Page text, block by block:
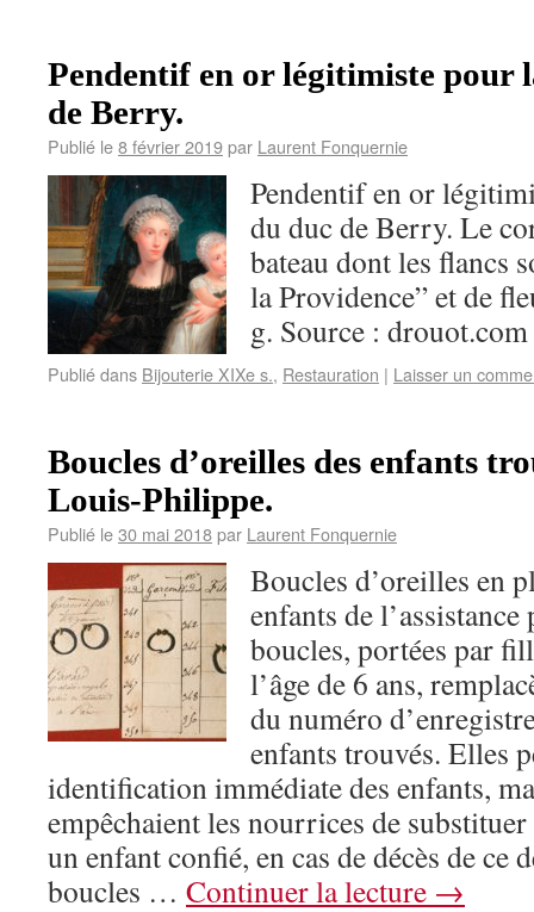
Pendentif en or légitimiste pour
de Berry.
Publié le8 février 2019par Laurent Fonquernie
Pendentif en or
du duc de Berry. Le
bateau dont les flancs
la Providence” et de
g. Source : drouot.com
Publié dans Bijouterie XIXe s., Restauration | Laisser un
Boucles d’oreilles des enfants
Louis-Philippe.
Publié le30 mai 2018par Laurent Fonquernie
Boucles d’oreilles en
enfants de
boucles, portées par
l’âge de 6 ans,
du numéro
enfants trouvés. Elles
identification immédiate des enfants,
empêchaient les nourrices de
un enfant confié, en cas de décès de ce
boucles … Continuer la lecture →